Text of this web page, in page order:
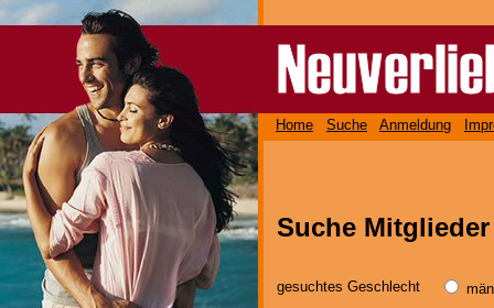
Home Suche Anmeldung
Suche
gesuchtes Geschlecht